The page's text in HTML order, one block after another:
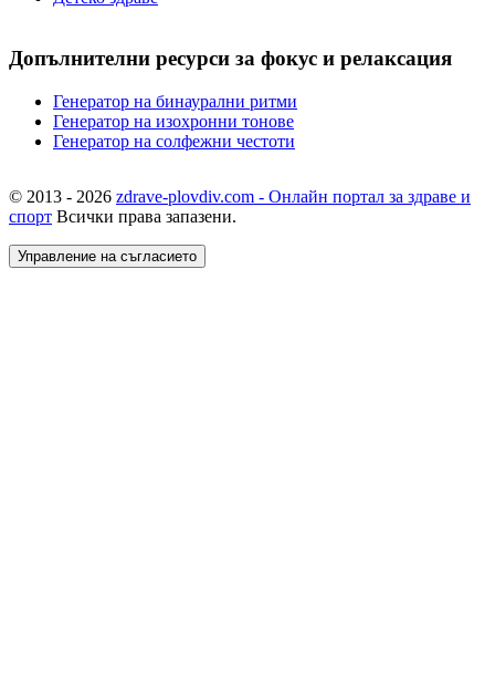
Допълнителни ресурси за фокус и релаксация
Генератор на бинаурални ритми
Генератор на изохронни тонове
Генератор на солфежни честоти
© 2013 - 2026 zdrave-plovdiv.com - Онлайн портал за здраве и
спорт Всички права запазени.
Управление на съгласието